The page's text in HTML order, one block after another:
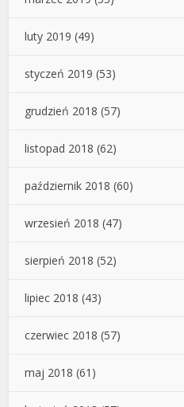
luty 2019 (49)
styczeń 2019 (53)
grudzień 2018 (57)
listopad 2018 (62)
październik 2018 (60)
wrzesień 2018 (47)
sierpień 2018 (52)
lipiec 2018 (43)
czerwiec 2018 (57)
maj 2018 (61)